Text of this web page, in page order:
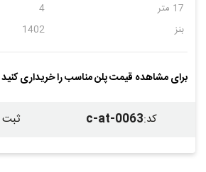
17 متر
4
بنز
1402
برای مشاهده قیمت پلن مناسب را خریداری کنید
کد:
c-at-0063